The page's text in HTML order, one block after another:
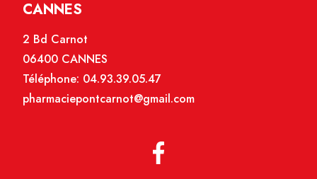
CANNES
2 Bd Carnot
06400 CANNES
Téléphone: 04.93.39.05.47
pharmaciepontcarnot@gmail.com